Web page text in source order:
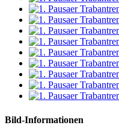
Bild-Informationen